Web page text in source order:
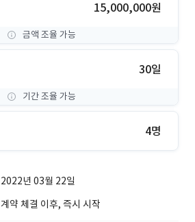
15,000,000원
금액 조율 가능
30일
기간 조율 가능
4명
2022년 03월 22일
계약 체결 이후, 즉시 시작